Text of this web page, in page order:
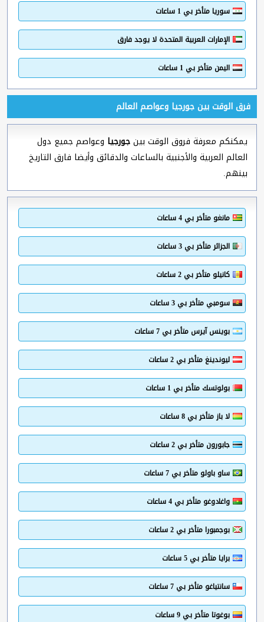
سوريا متأخر بي 1 ساعات
الإمارات العربية المتحدة لا يوجد فارق
اليمن متأخر بي 1 ساعات
فرق الوقت بين جورجيا وعواصم العالم
يمكنكم معرفة فروق الوقت بينجورجيا وعواصم جميع دول
العالم العربية والأجنبية بالساعات والدقائق وأيضا فارق التاريخ
بينهم.
مانغو متأخر بي 4 ساعات
الجزائر متأخر بي 3 ساعات
كانيلو متأخر بي 2 ساعات
سومبي متأخر بي 3 ساعات
بوينس آيرس متأخر بي 7 ساعات
ليوندينغ متأخر بي 2 ساعات
بولوتسك متأخر بي 1 ساعات
لا باز متأخر بي 8 ساعات
جابورون متأخر بي 2 ساعات
ساو باولو متأخر بي 7 ساعات
واغادوغو متأخر بي 4 ساعات
بوجمبورا متأخر بي 2 ساعات
برايا متأخر بي 5 ساعات
سانتياغو متأخر بي 7 ساعات
بوغوتا متأخر بي 9 ساعات